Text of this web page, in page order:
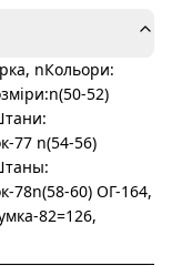
nКольори:
52)
77 n(54-56)
78n(58-60) ОГ-164,
82=126,